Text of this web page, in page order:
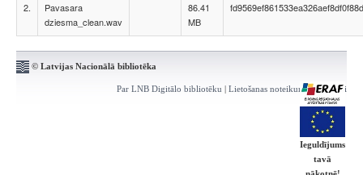
2.
Pavasara
dziesma_clean.wav
86.41
MB
© Latvijas Nacionālā bibliotēka
Par LNB Digitālo bibliotēku | Lietošanas noteikumi | Kontakti
Ieguldījums
tavā